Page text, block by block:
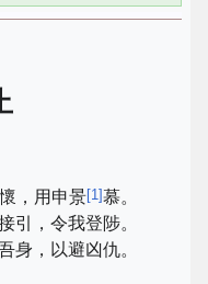
，用申景[1]慕。
引，令我登陟。
身，以避凶仇。